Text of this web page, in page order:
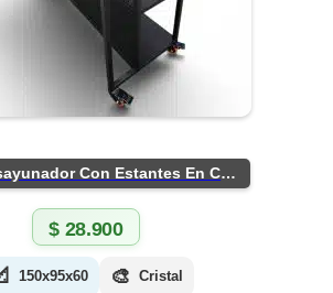
Barra Desayunador Con Estantes En Chapa
$28.900
150x95x60 🎨 Cristal